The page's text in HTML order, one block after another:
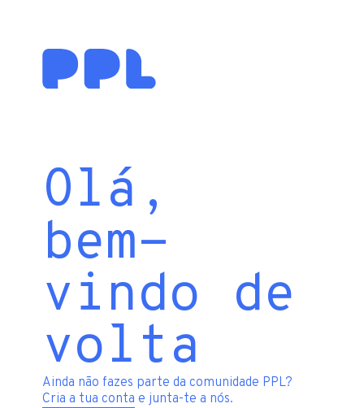
Olá,
bem-
vindo de
volta
Ainda não fazes parte da comunidade PPL?
Cria a tua conta e junta-te a nós.